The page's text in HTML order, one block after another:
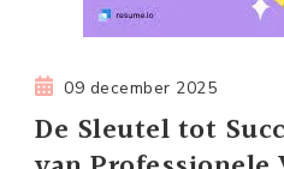
09 december 2025
De Sleutel tot